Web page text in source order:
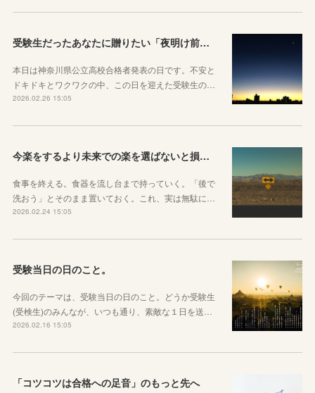
受験生だったあなたに贈りたい「夜明け前」のお話
本日は神奈川県公立高校合格者発表の日です。不安と
ドキドキとワクワクの中、この日を迎えた受験生の…
2026.02.26 15:05
今楽をするより未来での楽を選ばないと損をしてしまうかもしれない理由
食事を終える。食器を流し台まで持っていく。「後で
洗おう」とそのまま置いておく。これ、実は無駄に…
2026.02.24 15:05
受験当日の日のこと。
今回のテーマは、受験当日の日のこと。どうか受験生
(受検生)のみんなが、いつも通り、素敵な１日を送…
2026.02.16 15:05
「コツコツは合格への足音」のもっと先へ